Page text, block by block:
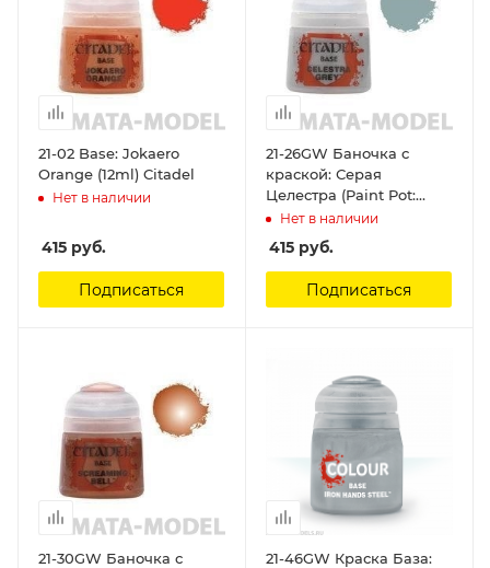
21-02 Base: Jokaero
Orange (12ml) Citadel
Нет в наличии
415 руб.
Подписаться
21-26GW Баночка с
краской: Серая
Целестра (Paint Pot:
Celestra Grey ) Citadel
Нет в наличии
415 руб.
Подписаться
21-30GW Баночка с
21-46GW Краска База: